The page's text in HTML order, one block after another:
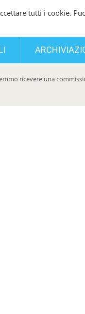
ricevere una
tutti i cookie.